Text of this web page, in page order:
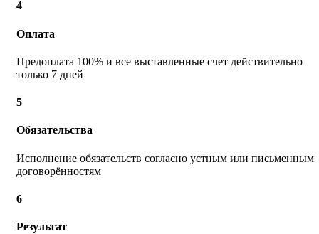
4
Оплата
Предоплата 100% и все выставленные счет действительно
только 7 дней
5
Обязательства
Исполнение обязательств согласно устным или письменным
договорённостям
6
Результат